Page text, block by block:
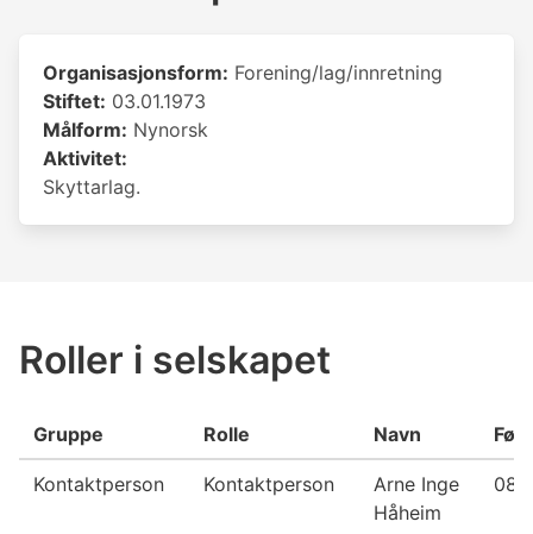
Organisasjonsform: Forening/lag/innretning
Stiftet: 03.01.1973
Målform: Nynorsk
Aktivitet:
Skyttarlag.
Roller i selskapet
Gruppe Rolle Navn
Kontaktperson Kontaktperson
Arne Inge
Håheim